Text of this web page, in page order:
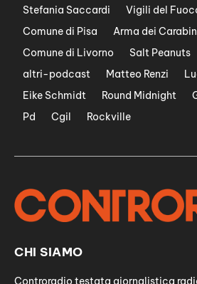
Stefania Saccardi
Vigili del
Comune di Pisa
Arma dei
Comune di Livorno
Salt Peanuts
altri-podcast
Matteo Renzi
Eike Schmidt
Round Midnight
Pd
Cgil Rockville
CHI SIAMO
Controradio testata giornalistica